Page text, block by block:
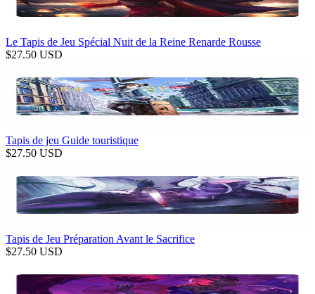
Le Tapis de Jeu Spécial Nuit de la Reine Renarde Rousse
$27.50 USD
Tapis de jeu Guide touristique
$27.50 USD
Tapis de Jeu Préparation Avant le Sacrifice
$27.50 USD